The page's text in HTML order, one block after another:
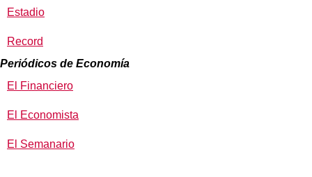
Estadio
Record
Periódicos de Economía
El Financiero
El Economista
El Semanario